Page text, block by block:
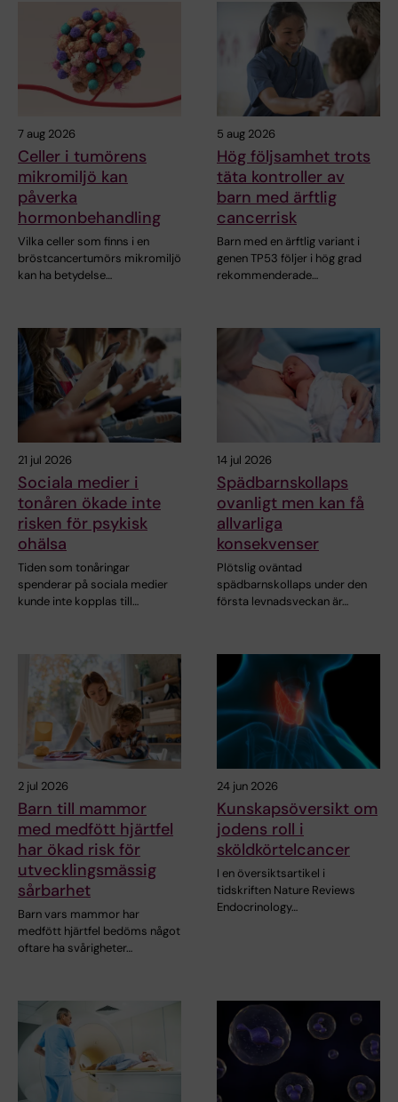
7 aug 2026
Celler i tumörens
mikromiljö kan
påverka
hormonbehandling
Vilka celler som finns i en
bröstcancertumörs mikromiljö
kan ha betydelse…
5 aug 2026
Hög följsamhet trots
täta kontroller av
barn med ärftlig
cancerrisk
Barn med en ärftlig variant i
genen TP53 följer i hög grad
rekommenderade…
21 jul 2026
Sociala medier i
tonåren ökade inte
risken för psykisk
ohälsa
Tiden som tonåringar
spenderar på sociala medier
kunde inte kopplas till…
14 jul 2026
Spädbarnskollaps
ovanligt men kan få
allvarliga
konsekvenser
Plötslig oväntad
spädbarnskollaps under den
första levnadsveckan är…
2 jul 2026
Barn till mammor
med medfött hjärtfel
har ökad risk för
utvecklingsmässig
sårbarhet
Barn vars mammor har
medfött hjärtfel bedöms något
oftare ha svårigheter…
24 jun 2026
Kunskapsöversikt om
jodens roll i
sköldkörtelcancer
I en översiktsartikel i
tidskriften Nature Reviews
Endocrinology…